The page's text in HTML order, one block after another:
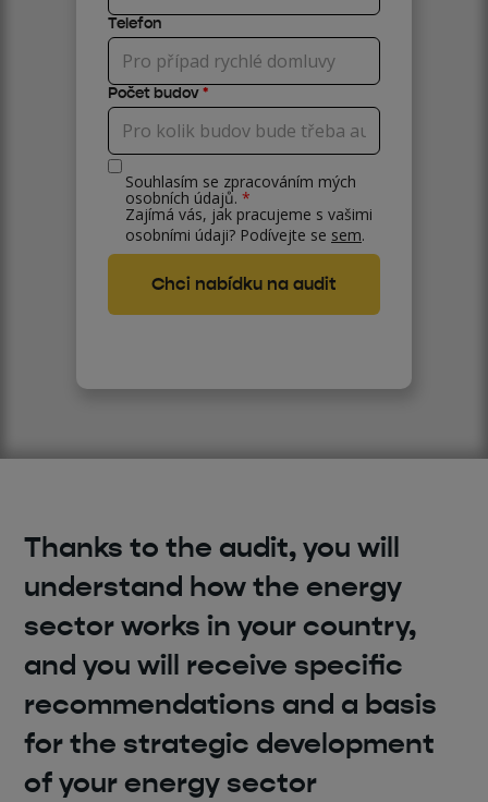
Telefon
Počet budov*
Souhlasím se zpracováním mých
osobních údajů. *
Zajímá vás, jak pracujeme s vašimi
osobními údaji? Podívejte se sem.
Thanks to the audit, you will
understand how the energy
sector works in your country,
and you will receive specific
recommendations and a basis
for the strategic development
of your energy sector